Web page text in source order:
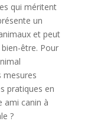
qui méritent
un
et peut
être. Pour
mesures
pratiques en
ami canin à
?